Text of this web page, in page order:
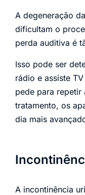
A degeneração
dificultam o
perda auditiva é
Isso pode ser
rádio e assiste
pede para repetir
tratamento, os
dia mais
A incontinência